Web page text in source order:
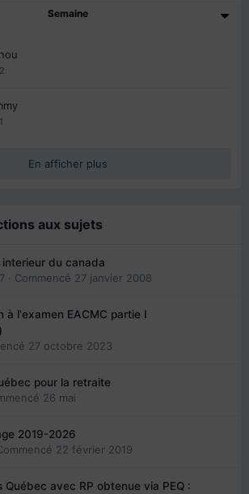
Semaine
2
1
En afficher plus
aux sujets
interieur du canada
· Commencé 27 janvier 2008
à l'examen EACMC partie I
27 octobre 2023
pour la retraite
26 mai
2019-2026
22 février 2019
Québec avec RP obtenue via PEQ :